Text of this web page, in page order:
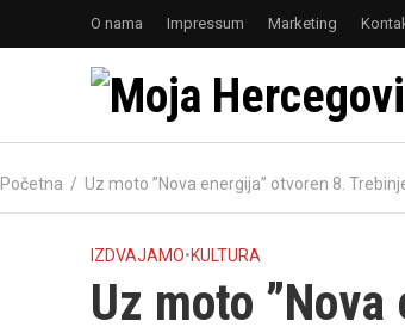
O nama Impressum Marketing
Početna / Uz moto ”Nova energija” otvoren 8.
IZDVAJAMO•KULTURA
Uz moto